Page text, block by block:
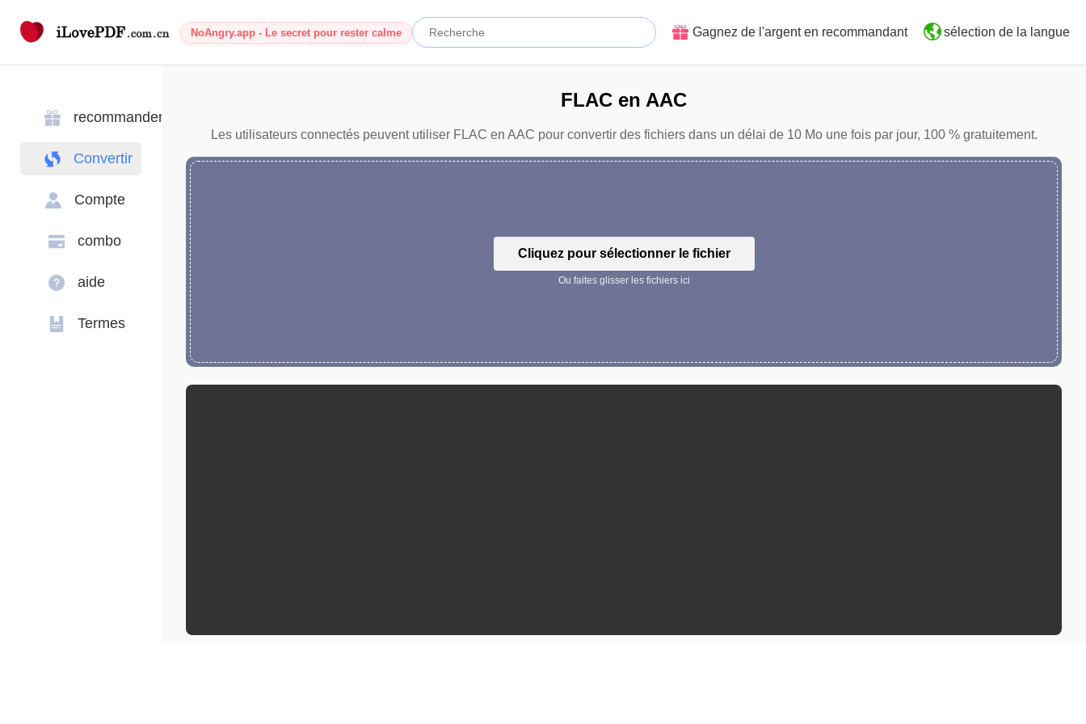
NoAngry.app - Le secret pour rester calme Gagnez de l'argent en recommandant sélection de la langue
recommander
Convertir
Compte
combo
aide
Termes
FLAC en AAC
Les utilisateurs connectés peuvent utiliser FLAC en AAC pour convertir des fichiers dans un délai de 10 Mo une fois par jour, 100 % gratuitement.
Cliquez pour sélectionner le fichier
Ou faites glisser les fichiers ici